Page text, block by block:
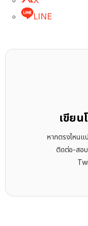
LINE
เขียน
หากตรงไหนแ
ติดต่อ-สอ